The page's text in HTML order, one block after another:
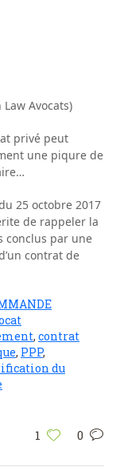
Law Avocats)
privé peut
une piqure de
25 octobre 2017
de rappeler la
conclus par une
contrat de
, contrat
, PPP,
du
1 0